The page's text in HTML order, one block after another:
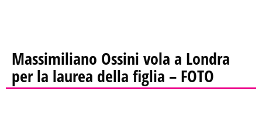
Massimiliano Ossini vola a Londra
per la laurea della figlia – FOTO